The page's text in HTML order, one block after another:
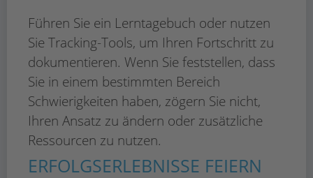
Führen Sie ein Lerntagebuch oder nutzen
Sie Tracking-Tools, um Ihren Fortschritt zu
dokumentieren. Wenn Sie feststellen, dass
Sie in einem bestimmten Bereich
Schwierigkeiten haben, zögern Sie nicht,
Ihren Ansatz zu ändern oder zusätzliche
Ressourcen zu nutzen.
ERFOLGSERLEBNISSE FEIERN